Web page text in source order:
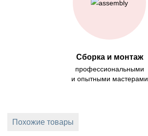
Сборка и монтаж
профессиональными
и опытными мастерами
Похожие товары